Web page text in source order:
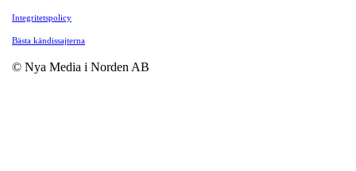
Integritetspolicy
Bästa kändissajterna
© Nya Media i Norden AB